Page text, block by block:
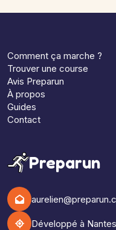
Comment ça marche ?
Trouver une course
Avis Preparun
À propos
Guides
Contact
Preparun
Développé à Nantes